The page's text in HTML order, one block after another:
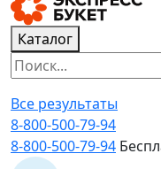
Каталог
Все результаты
8-800-500-79-94
8-800-500-79-94